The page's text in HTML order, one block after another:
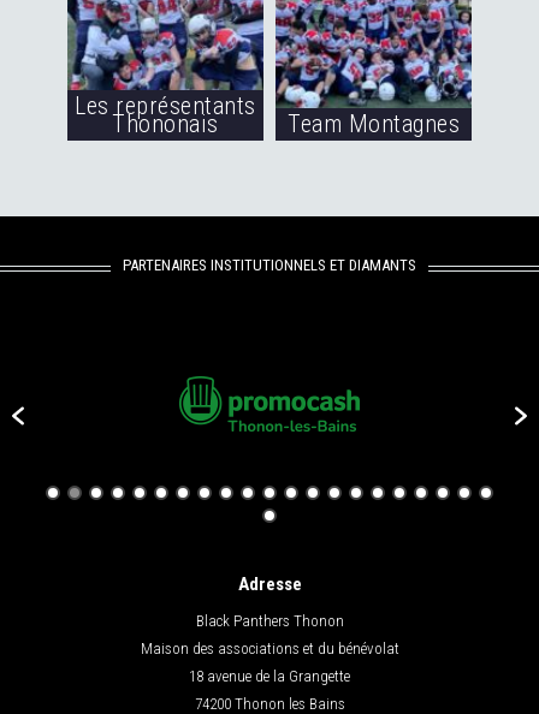
Les représentants
Thononais Team Montagnes
PARTENAIRES INSTITUTIONNELS ET DIAMANTS
Adresse
Black Panthers Thonon
Maison des associations et du bénévolat
18 avenue de la Grangette
74200 Thonon les Bains